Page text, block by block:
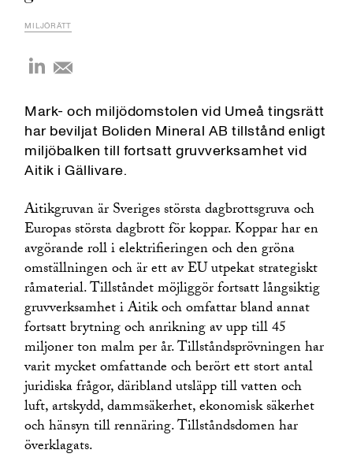
MILJÖRÄTT
Mark- och miljödomstolen vid Umeå tingsrätt
har beviljat Boliden Mineral AB tillstånd enligt
miljöbalken till fortsatt gruvverksamhet vid
Aitik i Gällivare.
Aitikgruvan är Sveriges största dagbrottsgruva och
Europas största dagbrott för koppar. Koppar har en
avgörande roll i elektrifieringen och den gröna
omställningen och är ett av EU utpekat strategiskt
råmaterial. Tillståndet möjliggör fortsatt långsiktig
gruvverksamhet i Aitik och omfattar bland annat
fortsatt brytning och anrikning av upp till 45
miljoner ton malm per år. Tillståndsprövningen har
varit mycket omfattande och berört ett stort antal
juridiska frågor, däribland utsläpp till vatten och
luft, artskydd, dammsäkerhet, ekonomisk säkerhet
och hänsyn till rennäring. Tillståndsdomen har
överklagats.